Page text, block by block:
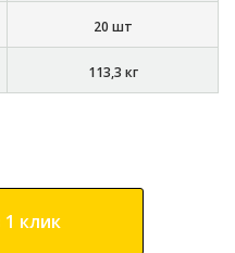
20 шт
113,3 кг
клик